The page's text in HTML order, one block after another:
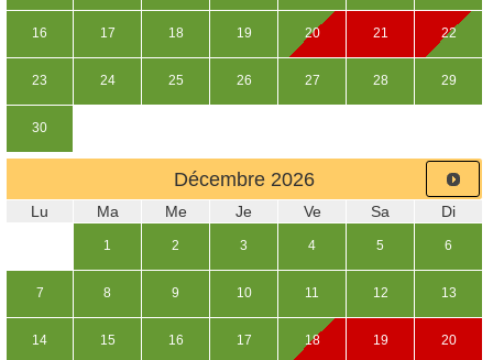
16 17 18 19 20 21 22
23 24 25 26 27 28 29
30
Décembre 2026
Lu Ma Me Je Ve Sa Di
1 2 3 4 5 6
7 8 9 10 11 12 13
14 15 16 17 18 19 20